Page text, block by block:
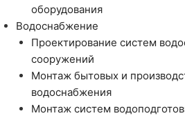
оборудования
Водоснабжение
Проектирование систем
сооружений
Монтаж бытовых и
водоснабжения
Монтаж систем